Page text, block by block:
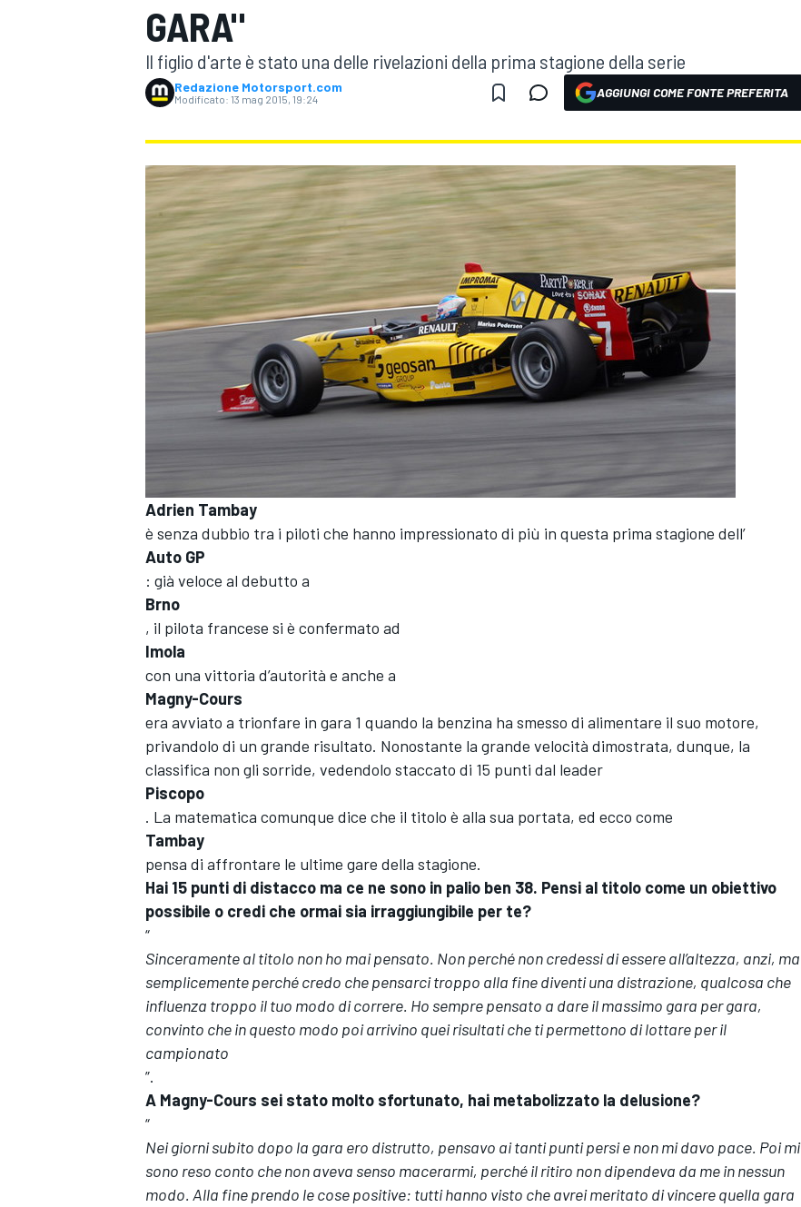
MOTOGP
WRC
MONOPOSTO
GARA"
Il figlio d'arte è stato una delle rivelazioni della prima stagione della serie
Redazione Motorsport.com
Modificato: 13 mag 2015, 19:24 AGGIUNGI COME FONTE PREFERITA
Adrien Tambay
è senza dubbio tra i piloti che hanno impressionato di più in questa prima stagione dell’
Auto GP
: già veloce al debutto a
Brno
, il pilota francese si è confermato ad
Imola
con una vittoria d’autorità e anche a
Magny-Cours
era avviato a trionfare in gara 1 quando la benzina ha smesso di alimentare il suo motore,
privandolo di un grande risultato. Nonostante la grande velocità dimostrata, dunque, la
classifica non gli sorride, vedendolo staccato di 15 punti dal leader
Piscopo
. La matematica comunque dice che il titolo è alla sua portata, ed ecco come
Tambay
pensa di affrontare le ultime gare della stagione.
Hai 15 punti di distacco ma ce ne sono in palio ben 38. Pensi al titolo come un obiettivo
possibile o credi che ormai sia irraggiungibile per te?
“
Sinceramente al titolo non ho mai pensato. Non perché non credessi di essere all’altezza, anzi, ma
semplicemente perché credo che pensarci troppo alla fine diventi una distrazione, qualcosa che
influenza troppo il tuo modo di correre. Ho sempre pensato a dare il massimo gara per gara,
convinto che in questo modo poi arrivino quei risultati che ti permettono di lottare per il
campionato
”.
A Magny-Cours sei stato molto sfortunato, hai metabolizzato la delusione?
“
Nei giorni subito dopo la gara ero distrutto, pensavo ai tanti punti persi e non mi davo pace. Poi mi
sono reso conto che non aveva senso macerarmi, perché il ritiro non dipendeva da me in nessun
modo. Alla fine prendo le cose positive: tutti hanno visto che avrei meritato di vincere quella gara